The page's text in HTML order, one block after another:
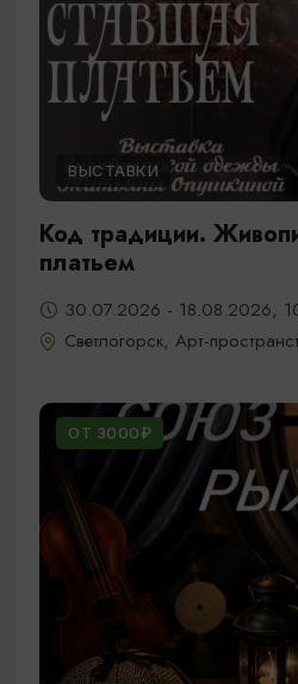
ВЫСТАВКИ
Код традиции.
платьем
30.07.2026 - 18.08.2026,
Светлогорск, Арт-
ОТ 3000₽